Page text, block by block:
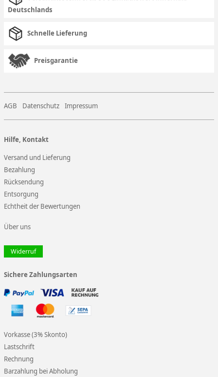
Deutschlands
Schnelle Lieferung
Preisgarantie
AGB Datenschutz Impressum
Hilfe, Kontakt
Versand und Lieferung
Bezahlung
Rücksendung
Entsorgung
Echtheit der Bewertungen
Über uns
Widerruf
Sichere Zahlungsarten
Vorkasse (3% Skonto)
Lastschrift
Rechnung
Barzahlung bei Abholung